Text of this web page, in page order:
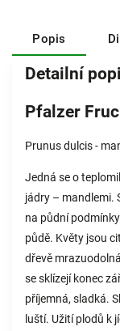
Popis
Detailní
Pfalzer
Prunus dulcis -
Jedná se o
jádry – mandlemi.
na půdní
půdě. Květy jsou
dřevě
se sklízejí konec
příjemná, sladká.
luští. Užití plodů k